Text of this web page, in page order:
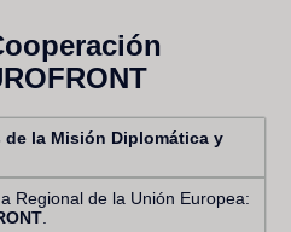
de la Misión Diplomática y
Regional de la Unión Europea: